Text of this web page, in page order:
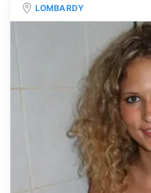
LOMBARDY